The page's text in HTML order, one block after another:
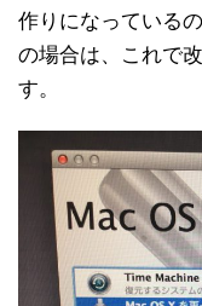
作りになっている
の場合は、これで
す。